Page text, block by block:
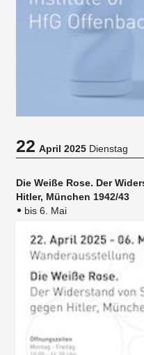
22April 2025 Dienstag
Die Weiße Rose. Der
Hitler, München 1942/43
bis 6. Mai